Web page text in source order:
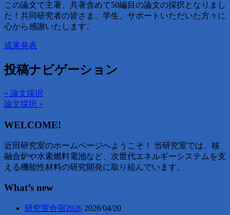
この論文で主著、共著含めて50編目の論文の採択となりまし
た！共同研究者の皆さま、学生、サポートいただいた方々に
心から感謝いたします。
成果発表
投稿ナビゲーション
« 論文採択
論文採択 »
WELCOME!
近田研究室のホームページへようこそ！ 当研究室では、核
融合炉や水素燃料電池など、次世代エネルギーシステムを支
える機能性材料の研究開発に取り組んでいます。
What’s new
研究室合宿2026 2026/04/20